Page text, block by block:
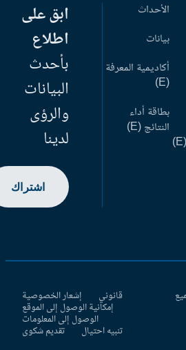
الأحداث
بيانات
أكاديمية المعرفة
بطاقة أداء
النتائج (E)
ابق على
اطلاع
بأحدث
البيانات
والرؤى
لدينا
اشتراك
قانوني إشعار الخصوصية
إمكانية الوصول إلى الموقع
الوصول إلى المعلومات
تنبيه احتيال تقديم شكوى